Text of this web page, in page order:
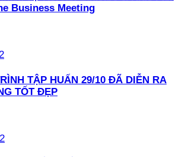
Business Meeting
TẬP HUẤN 29/10 ĐÃ DIỄN RA
TỐT ĐẸP